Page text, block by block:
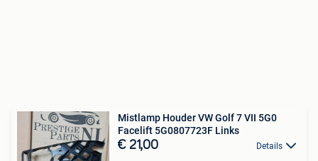
Mistlamp Houder VW Golf 7 VII 5G0
Facelift 5G0807723F Links
€ 21,00 Details